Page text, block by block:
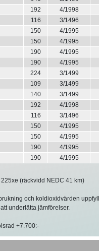
192 4/1998
116 3/1496
150 4/1995
150 4/1995
190 4/1995
190 4/1995
224 3/1499
109 3/1499
140 3/1499
192 4/1998
116 3/1496
150 4/1995
150 4/1995
190 4/1995
190 4/1995
225xe (räckvidd NEDC 41 km)
och koldioxidvärden
underlätta jämförelser.
+7.700:-